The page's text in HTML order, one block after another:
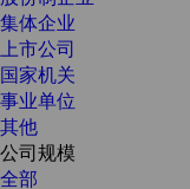
集体企业
上市公司
国家机关
事业单位
其他
公司规模
全部